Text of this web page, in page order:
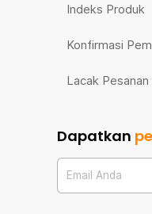
Indeks Produk
Konfirmasi
Lacak Pesanan
Dapatkan
Email Anda